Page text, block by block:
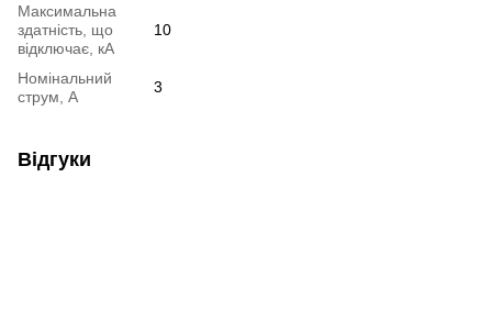
Максимальна
здатність, що
відключає, кА
10
Номінальний
струм, А
3
Відгуки